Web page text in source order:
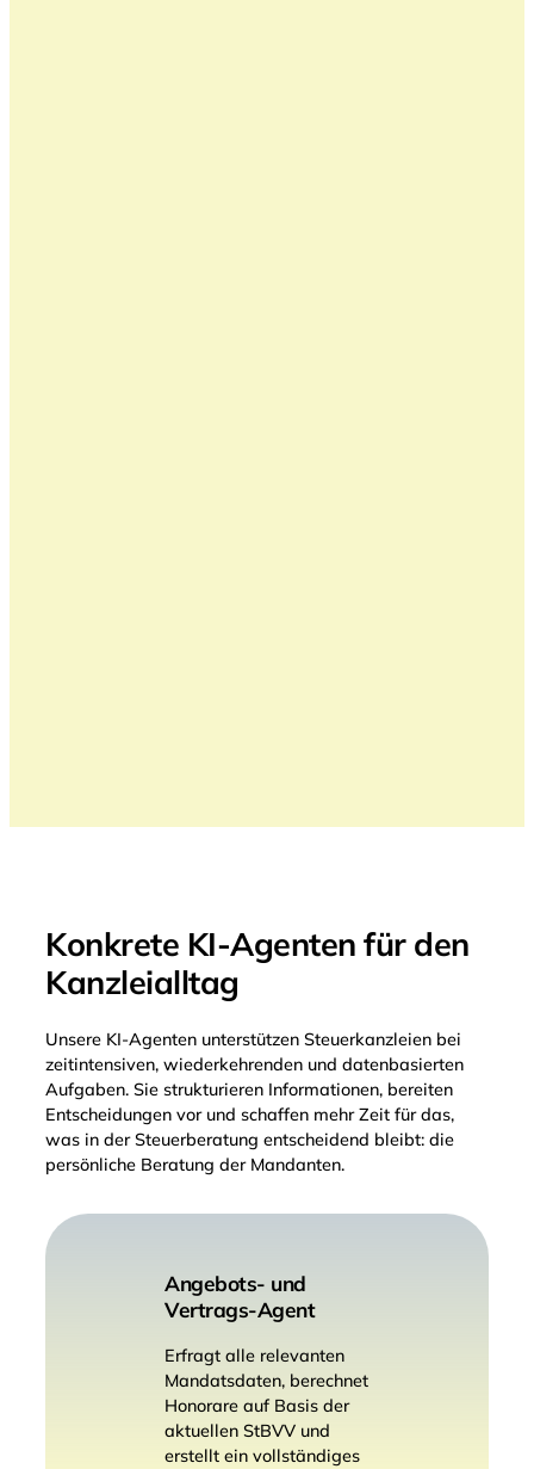
Konkrete KI-Agenten für den
Kanzleialltag
Unsere KI-Agenten unterstützen Steuerkanzleien bei
zeitintensiven, wiederkehrenden und datenbasierten
Aufgaben. Sie strukturieren Informationen, bereiten
Entscheidungen vor und schaffen mehr Zeit für das,
was in der Steuerberatung entscheidend bleibt: die
persönliche Beratung der Mandanten.
Angebots- und
Vertrags-Agent
Erfragt alle relevanten
Mandatsdaten, berechnet
Honorare auf Basis der
aktuellen StBVV und
erstellt ein vollständiges